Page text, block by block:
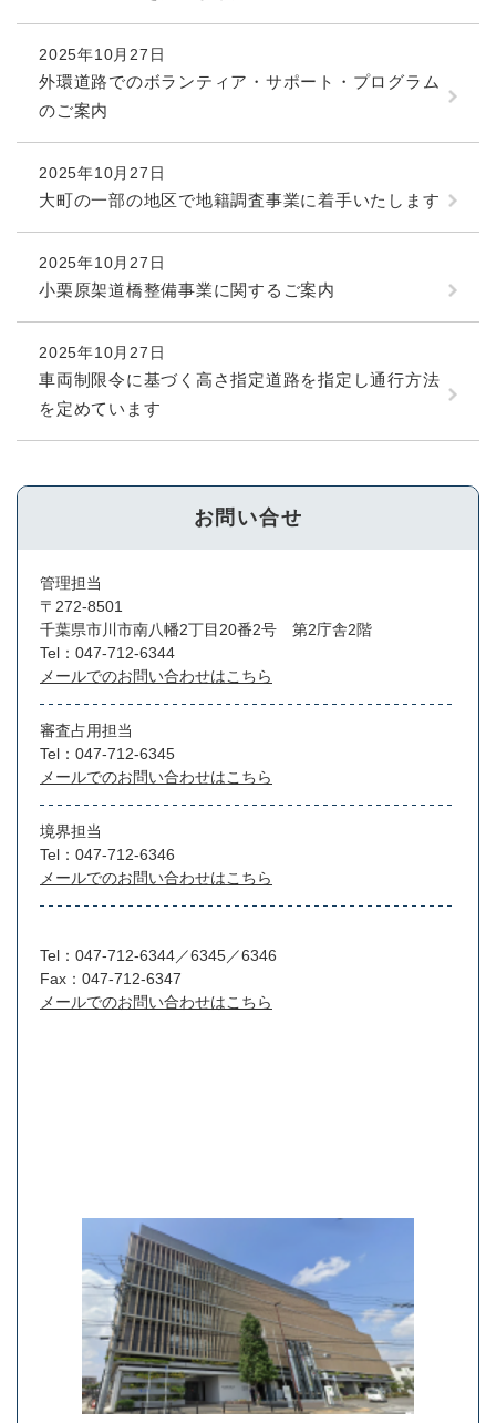
2025年10月27日
外環道路でのボランティア・サポート・プログラム
のご案内
2025年10月27日
大町の一部の地区で地籍調査事業に着手いたします
2025年10月27日
小栗原架道橋整備事業に関するご案内
2025年10月27日
車両制限令に基づく高さ指定道路を指定し通行方法
を定めています
お問い合せ
管理担当
〒272-8501
千葉県市川市南八幡2丁目20番2号 第2庁舎2階
Tel：047-712-6344
メールでのお問い合わせはこちら
審査占用担当
Tel：047-712-6345
メールでのお問い合わせはこちら
境界担当
Tel：047-712-6346
メールでのお問い合わせはこちら
Tel：047-712-6344／6345／6346
Fax：047-712-6347
メールでのお問い合わせはこちら